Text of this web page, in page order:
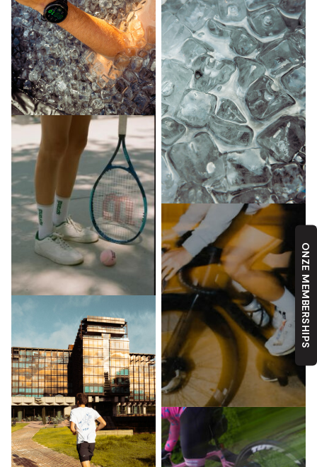
ONZE MEMBERSHIPS